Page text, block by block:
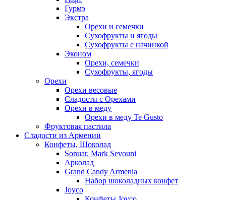
Гурмэ
Экстра
Орехи и семечки
Сухофрукты и ягоды
Сухофрукты с начинкой
Эконом
Орехи, семечки
Сухофрукты, ягоды
Орехи
Орехи весовые
Сладости с Орехами
Орехи в меду
Орехи в меду Te Gusto
Фруктовая пастила
Сладости из Армении
Конфеты, Шоколад
Sonuar. Mark Sevouni
Арколад
Grand Candy Armenia
Набор шоколадных конфет
Joyco